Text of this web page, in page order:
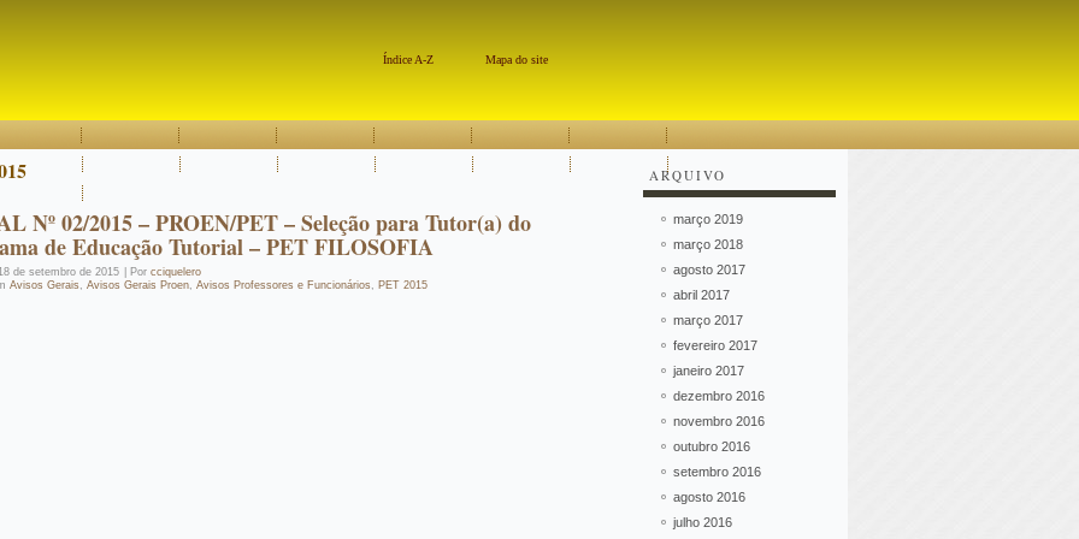
Mapa do site
Índice A-Z
Nº 02/2015 – PROEN/PET – Seleção para Tutor(a) do
de Educação Tutorial – PET FILOSOFIA
de setembro de 2015 Por cciquelero
Avisos Gerais , Avisos Gerais Proen, Avisos Professores e Funcionários , PET 2015
ARQUIVO
março 2019
março 2018
agosto 2017
abril 2017
março 2017
fevereiro 2017
janeiro 2017
dezembro 2016
novembro 2016
outubro 2016
setembro 2016
agosto 2016
julho 2016